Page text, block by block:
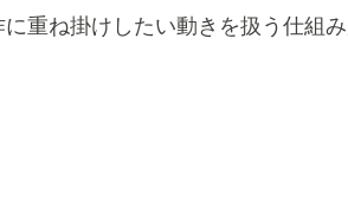
重ね掛けしたい動きを扱う仕組